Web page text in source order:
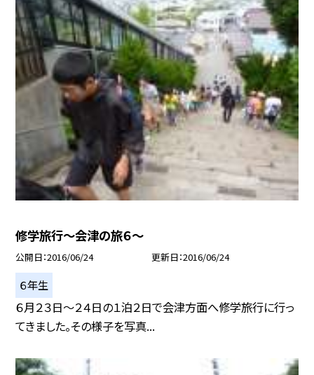
修学旅行〜会津の旅６〜
公開日 2016/06/24 更新日 2016/06/24
６年生
６月２３日〜２４日の１泊２日で会津方面へ修学旅行に行っ
てきました。その様子を写真...